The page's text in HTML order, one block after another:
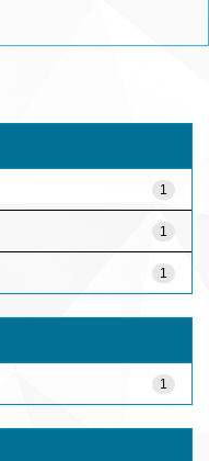
1
1
1
1